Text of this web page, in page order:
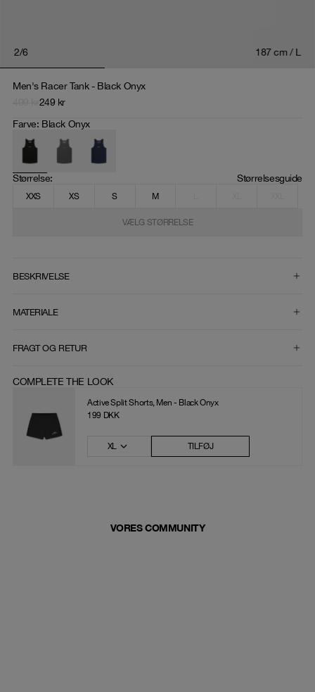
187 cm / L
2/6
Men's Racer Tank - Black Onyx
249 kr
Farve: Black Onyx
Størrelse: Størrelsesguide
XXS XS S M
VÆLG STØRRELSE
BESKRIVELSE
MATERIALE
FRAGT OG RETUR
COMPLETE THE LOOK
Active Split Shorts, Men - Black Onyx
199 DKK
XL TILFØJ
VORES COMMUNITY